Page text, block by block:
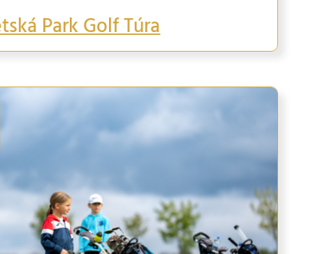
Park Golf Túra